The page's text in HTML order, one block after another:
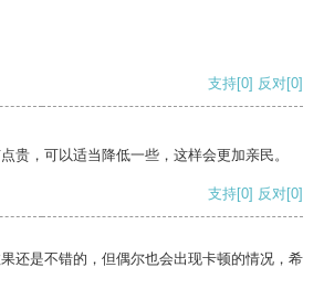
支持[0] 反对[0]
贵，可以适当降低一些，这样会更加亲民。
支持[0] 反对[0]
还是不错的，但偶尔也会出现卡顿的情况，希